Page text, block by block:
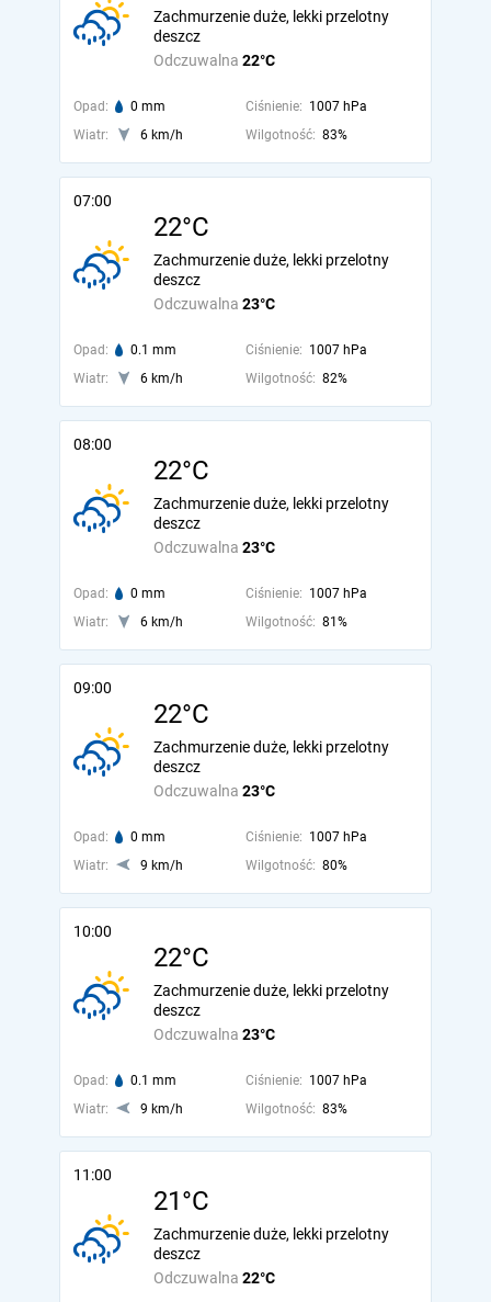
Odczuwalna 22°C
Zachmurzenie duże, lekki przelotny
deszcz
Opad: 0 mm Ciśnienie: 1007 hPa
Wiatr:
6 km/h Wilgotność: 83%
07:00
22°C
Odczuwalna 23°C
Zachmurzenie duże, lekki przelotny
deszcz
Opad: 0.1 mm Ciśnienie: 1007 hPa
Wiatr:
6 km/h Wilgotność: 82%
08:00
22°C
Odczuwalna 23°C
Zachmurzenie duże, lekki przelotny
deszcz
Opad: 0 mm Ciśnienie: 1007 hPa
Wiatr:
6 km/h Wilgotność: 81%
09:00
22°C
Odczuwalna 23°C
Zachmurzenie duże, lekki przelotny
deszcz
Opad: 0 mm Ciśnienie: 1007 hPa
Wiatr:
9 km/h Wilgotność: 80%
10:00
22°C
Odczuwalna 23°C
Zachmurzenie duże, lekki przelotny
deszcz
Opad: 0.1 mm Ciśnienie: 1007 hPa
Wiatr:
9 km/h Wilgotność: 83%
11:00
21°C
Odczuwalna 22°C
Zachmurzenie duże, lekki przelotny
deszcz